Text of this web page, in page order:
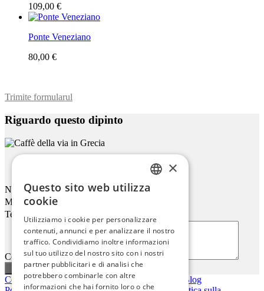
109,00 €
Ponte Veneziano
80,00 €
Trimite formularul
Riguardo questo dipinto
Caffè Della Via In Grecia
Nome
Mail
Telefono
Commenti o domande
Contattaci|Chi siamo|Qualità giclée
Blog
GERMAN
FRENCH
×
Questo sito web utilizza
cookie
Utilizziamo i cookie per personalizzare
contenuti, annunci e per analizzare il nostro
traffico. Condividiamo inoltre informazioni
sul tuo utilizzo del nostro sito con i nostri
partner pubblicitari e di analisi che
potrebbero combinarle con altre
informazioni che hai fornito loro o che